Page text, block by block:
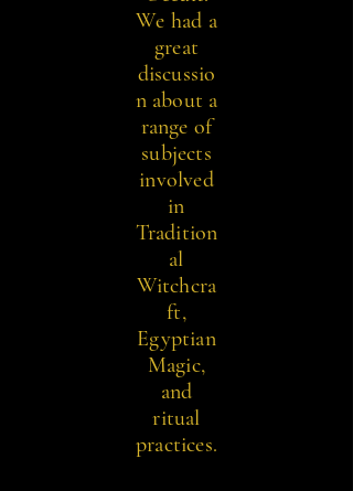
We had a
great
discussio
n about a
range of
subjects
involved
in
Tradition
al
Witchcra
ft,
Egyptian
Magic,
and
ritual
practices.